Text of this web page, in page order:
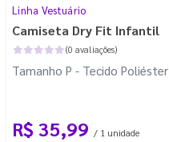
Linha Vestuário
Camiseta Dry Fit Infantil
(0 avaliações)
Tamanho P - Tecido Poliéster
R$ 35,99 / 1 unidade